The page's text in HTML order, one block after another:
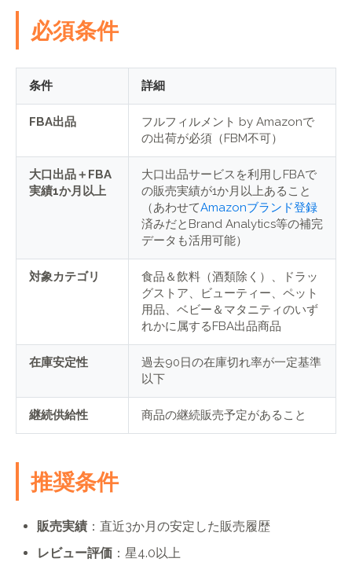
必須条件
条件 詳細
FBA出品
フルフィルメント by Amazonで
の出荷が必須（FBM不可）
大口出品＋FBA
実績1か月以上
大口出品サービスを利用しFBAで
の販売実績が1か月以上あること
（あわせてAmazonブランド登録
済みだとBrand Analytics等の補完
データも活用可能）
対象カテゴリ
食品＆飲料（酒類除く）、ドラッ
グストア、ビューティー、ペット
用品、ベビー＆マタニティのいず
れかに属するFBA出品商品
在庫安定性
過去90日の在庫切れ率が一定基準
以下
継続供給性 商品の継続販売予定があること
推奨条件
販売実績 ：直近3か月の安定した販売履歴
レビュー評価 ：星4.0以上